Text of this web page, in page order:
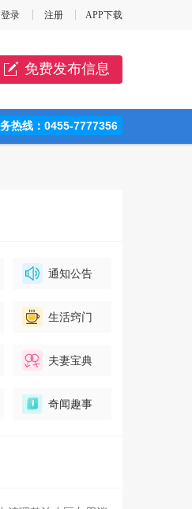
登录 注册 APP下载
免费发布信息
热线：0455-7777356
通知公告
生活窍门
夫妻宝典
奇闻趣事